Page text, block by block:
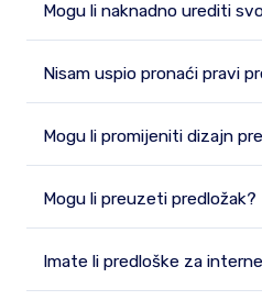
Mogu li naknadno urediti
Nisam uspio pronaći pravi
Mogu li promijeniti dizajn
Mogu li preuzeti predložak?
Imate li predloške za